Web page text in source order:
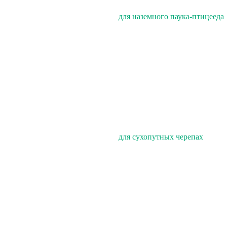
для наземного паука-птицееда
для сухопутных черепах